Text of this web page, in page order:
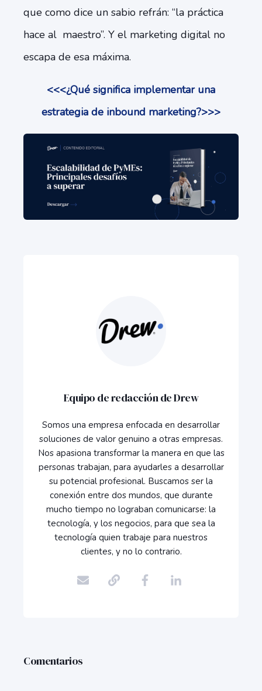
que como dice un sabio refrán: “la práctica
hace al maestro”. Y el marketing digital no
escapa de esa máxima.
<<<¿Qué significa implementar una
estrategia de inbound marketing?>>>
Equipo de redacción de Drew
Somos una empresa enfocada en desarrollar
soluciones de valor genuino a otras empresas.
Nos apasiona transformar la manera en que las
personas trabajan, para ayudarles a desarrollar
su potencial profesional. Buscamos ser la
conexión entre dos mundos, que durante
mucho tiempo no lograban comunicarse: la
tecnología, y los negocios, para que sea la
tecnología quien trabaje para nuestros
clientes, y no lo contrario.
Comentarios